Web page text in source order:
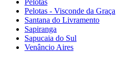
Pelotas
Pelotas - Visconde da Graça
Santana do Livramento
Sapiranga
Sapucaia do Sul
Venâncio Aires